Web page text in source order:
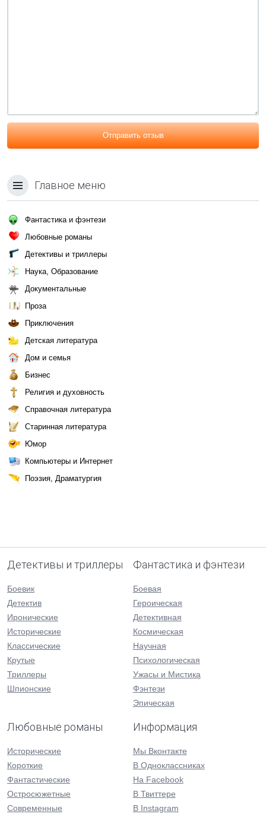
Отправить отзыв
Главное меню
Фантастика и фэнтези
Любовные романы
Детективы и триллеры
Наука, Образование
Документальные
Проза
Приключения
Детская литература
Дом и семья
Бизнес
Религия и духовность
Справочная литература
Старинная литература
Юмор
Компьютеры и Интернет
Поэзия, Драматургия
Детективы и триллеры
Боевик
Детектив
Иронические
Исторические
Классические
Крутые
Триллеры
Шпионские
Фантастика и фэнтези
Боевая
Героическая
Детективная
Космическая
Научная
Психологическая
Ужасы и Мистика
Фэнтези
Эпическая
Любовные романы
Исторические
Короткие
Фантастические
Остросюжетные
Современные
Информация
Мы Вконтакте
В Одноклассниках
На Facebook
В Твиттере
В Instagram